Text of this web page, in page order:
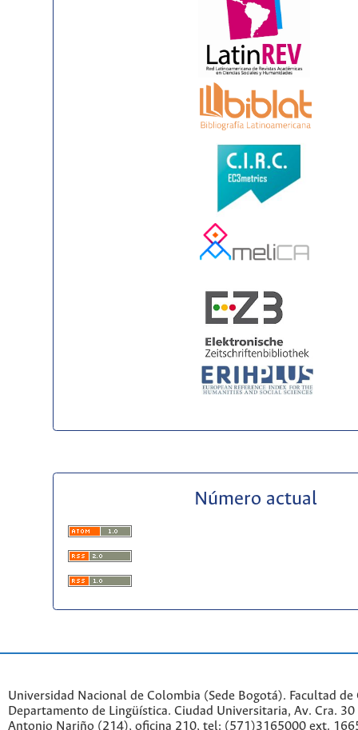
Número actual
Universidad Nacional de Colombia (Sede Bogotá). Facultad de
Departamento de Lingüística. Ciudad Universitaria, Av. Cra.
Antonio Nariño (214), oficina 210, tel: (571)3165000 ext.